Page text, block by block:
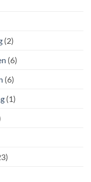
(2)
(6)
(6)
(1)